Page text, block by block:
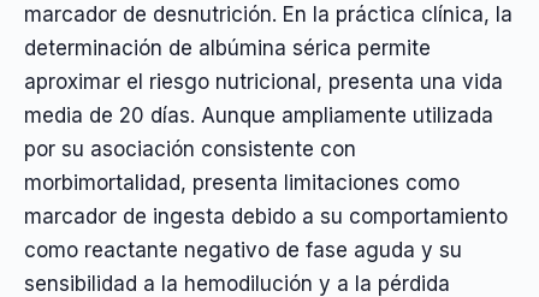
marcador de desnutrición. En la práctica clínica, la
determinación de albúmina sérica permite
aproximar el riesgo nutricional, presenta una vida
media de 20 días. Aunque ampliamente utilizada
por su asociación consistente con
morbimortalidad, presenta limitaciones como
marcador de ingesta debido a su comportamiento
como reactante negativo de fase aguda y su
sensibilidad a la hemodilución y a la pérdida